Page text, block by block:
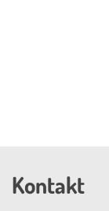
Kontakt